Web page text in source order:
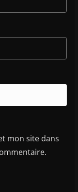
mon site dans